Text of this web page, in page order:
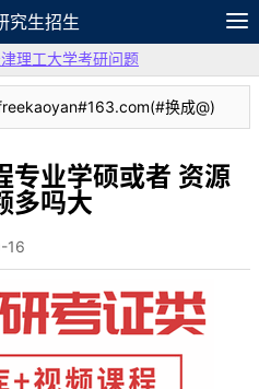
究生招生
笔记
论坛
理工大学考研问题
换成@)
专业学硕或者 资源
多吗大
16